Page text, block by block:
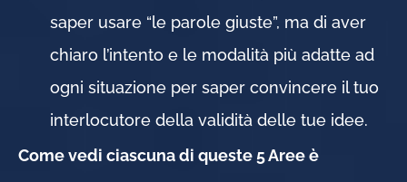
saper usare “le parole giuste”, ma di aver
chiaro l’intento e le modalità più adatte ad
ogni situazione per saper convincere il tuo
interlocutore della validità delle tue idee.
Come vedi ciascuna di queste 5 Aree è